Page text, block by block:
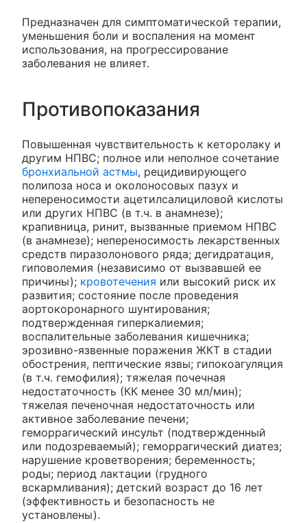
Предназначен для симптоматической терапии,
уменьшения боли и воспаления на момент
использования, на прогрессирование
заболевания не влияет.
Противопоказания
Повышенная чувствительность к кеторолаку и
другим НПВС; полное или неполное сочетание
бронхиальной астмы, рецидивирующего
полипоза носа и околоносовых пазух и
непереносимости ацетилсалициловой кислоты
или других НПВС (в т.ч. в анамнезе);
крапивница, ринит, вызванные приемом НПВС
(в анамнезе); непереносимость лекарственных
средств пиразолонового ряда; дегидратация,
гиповолемия (независимо от вызвавшей ее
причины); кровотечения или высокий риск их
развития; состояние после проведения
аортокоронарного шунтирования;
подтвержденная гиперкалиемия;
воспалительные заболевания кишечника;
эрозивно-язвенные поражения ЖКТ в стадии
обострения, пептические язвы; гипокоагуляция
(в т.ч. гемофилия); тяжелая почечная
недостаточность (КК менее 30 мл/мин);
тяжелая печеночная недостаточность или
активное заболевание печени;
геморрагический инсульт (подтвержденный
или подозреваемый); геморрагический диатез;
нарушение кроветворения; беременность;
роды; период лактации (грудного
вскармливания); детский возраст до 16 лет
(эффективность и безопасность не
установлены).